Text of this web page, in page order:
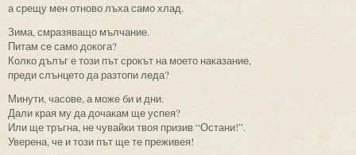
а срещу мен отново лъха само хлад.
Зима, смразяващо мълчание.
Питам се само докога?
Колко дълъг е този път срокът на моето наказание,
преди слънцето да разтопи леда?
Минути, часове, а може би и дни.
Дали края му да дочакам ще успея?
Или ще тръгна, не чувайки твоя призив “Остани!”.
Уверена, че и този път ще те преживея!